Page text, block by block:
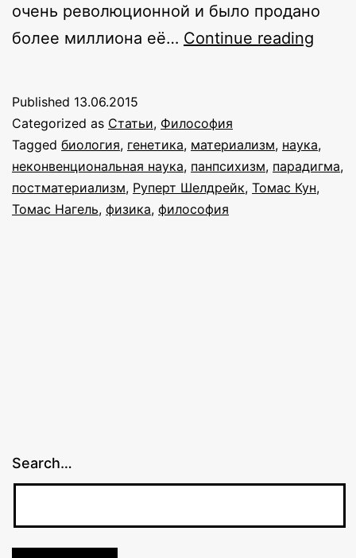
очень революционной и было продано
более миллиона её… Continue reading
Published 13.06.2015
Categorized as Статьи, Философия
Tagged биология, генетика, материализм, наука,
неконвенциональная наука, панпсихизм, парадигма,
постматериализм, Руперт Шелдрейк, Томас Кун,
Томас Нагель, физика, философия
Search…